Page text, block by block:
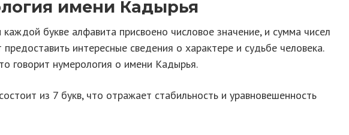
имени Кадырья
каждой букве алфавита присвоено числовое значение, и сумма чисел
интересные сведения о характере и судьбе человека.
говорит нумерология о имени Кадырья.
из 7 букв, что отражает стабильность и уравновешенность